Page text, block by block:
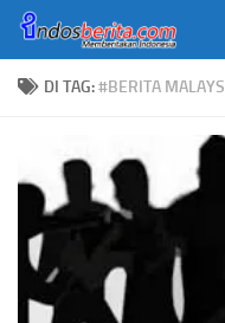
Skip to content
DI TAG:#BERITA